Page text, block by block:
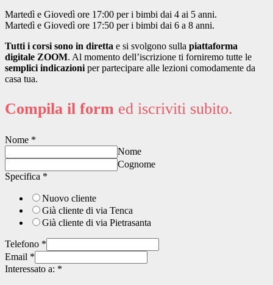
Martedì e Giovedì ore 17:00 per i bimbi dai 4 ai 5 anni.
Martedì e Giovedì ore 17:50 per i bimbi dai 6 a 8 anni.
Tutti i corsi sono in diretta e si svolgono sulla piattaforma
digitale ZOOM. Al momento dell’iscrizione ti forniremo tutte le
semplici indicazioni per partecipare alle lezioni comodamente da
casa tua.
Compila il form ed iscriviti subito.
Nome *
Nome
Cognome
Specifica *
Nuovo cliente
Già cliente di via Tenca
Già cliente di via Pietrasanta
Telefono *
Email *
Interessato a: *